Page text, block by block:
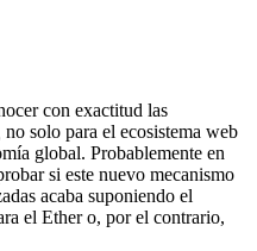
con exactitud las
no solo para el ecosistema web
global. Probablemente en
si este nuevo mecanismo
acaba suponiendo el
el Ether o, por el contrario,